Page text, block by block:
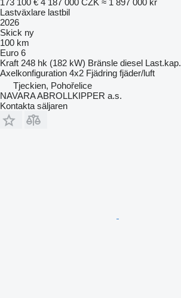
Lastväxlare lastbil
2026
Skick ny
100 km
Euro 6
Kraft 248 hk (182 kW) Bränsle diesel Last.kap.
Axelkonfiguration 4x2 Fjädring fjäder/luft
Tjeckien, Pohořelice
NAVARA ABROLLKIPPER a.s.
Kontakta säljaren